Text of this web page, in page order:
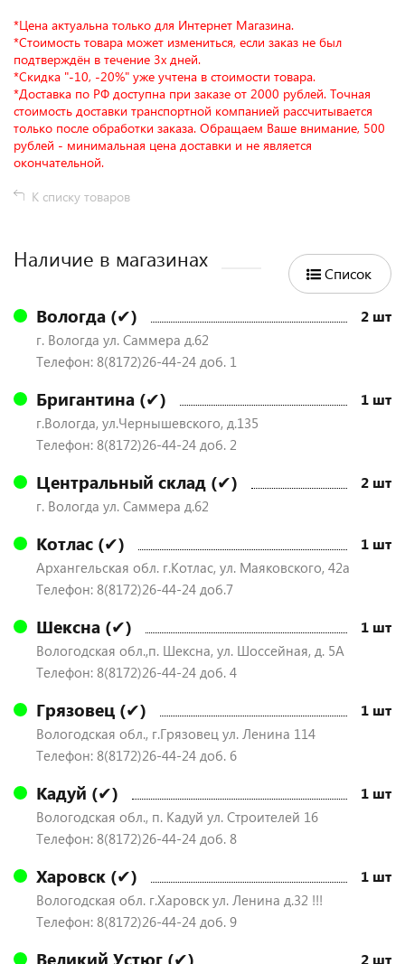
*Цена актуальна только для Интернет Магазина.
*Стоимость товара может измениться, если заказ не был
подтверждён в течение 3х дней.
*Скидка "-10, -20%" уже учтена в стоимости товара.
*Доставка по РФ доступна при заказе от 2000 рублей. Точная
стоимость доставки транспортной компанией рассчитывается
только после обработки заказа. Обращаем Ваше внимание, 500
рублей - минимальная цена доставки и не является
окончательной.
К списку товаров
Наличие в магазинах
Список
Вологда (✔) 2 шт
г. Вологда ул. Саммера д.62
Телефон: 8(8172)26-44-24 доб. 1
Бригантина (✔) 1 шт
г.Вологда, ул.Чернышевского, д.135
Телефон: 8(8172)26-44-24 доб. 2
Центральный склад (✔) 2 шт
г. Вологда ул. Саммера д.62
Котлас (✔) 1 шт
Архангельская обл. г.Котлас, ул. Маяковского, 42а
Телефон: 8(8172)26-44-24 доб.7
Шексна (✔) 1 шт
Вологодская обл.,п. Шексна, ул. Шоссейная, д. 5А
Телефон: 8(8172)26-44-24 доб. 4
Грязовец (✔) 1 шт
Вологодская обл., г.Грязовец ул. Ленина 114
Телефон: 8(8172)26-44-24 доб. 6
Кадуй (✔) 1 шт
Вологодская обл., п. Кадуй ул. Строителей 16
Телефон: 8(8172)26-44-24 доб. 8
Харовск (✔) 1 шт
Вологодская обл. г.Харовск ул. Ленина д.32 !!!
Телефон: 8(8172)26-44-24 доб. 9
Великий Устюг (✔) 2 шт